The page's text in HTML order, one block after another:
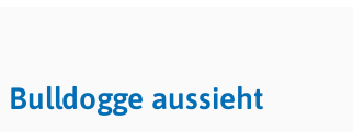
Bulldogge aussieht